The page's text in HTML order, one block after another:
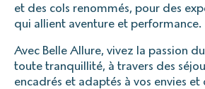
et des cols renommés, pour des
qui allient aventure et performance.
Avec Belle Allure, vivez la passion
toute tranquillité, à travers des
encadrés et adaptés à vos envies et